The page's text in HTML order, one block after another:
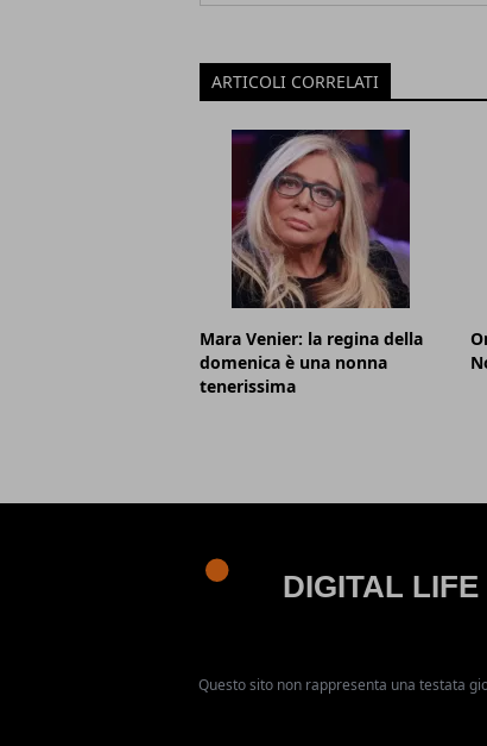
ARTICOLI CORRELATI
Mara Venier: la regina della
domenica è una nonna
tenerissima
Questo sito non rappresenta una testata